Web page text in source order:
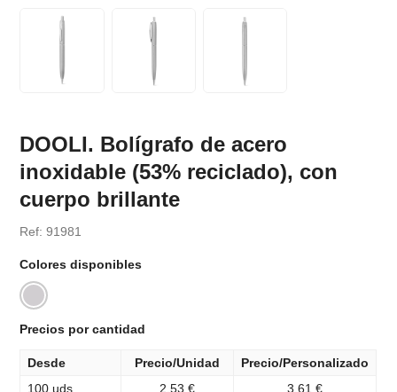
DOOLI. Bolígrafo de acero
inoxidable (53% reciclado), con
cuerpo brillante
Ref: 91981
Colores disponibles
Precios por cantidad
Desde Precio/Unidad
Precio/Personalizado
100 uds
2.53 €
3.61 €